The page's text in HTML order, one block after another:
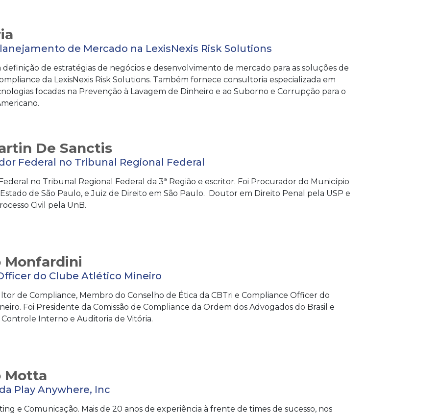
de Mercado na LexisNexis Risk Solutions
definição de estratégias de negócios e desenvolvimento de mercado para as soluções de
da LexisNexis Risk Solutions. Também fornece consultoria especializada em
focadas na Prevenção à Lavagem de Dinheiro e ao Suborno e Corrupção para o
De Sanctis
Federal no Tribunal Regional Federal
no Tribunal Regional Federal da 3ª Região e escritor. Foi Procurador do Município
de São Paulo, e Juiz de Direito em São Paulo. Doutor em Direito Penal pela USP e
Civil pela UnB.
Monfardini
do Clube Atlético Mineiro
de Compliance, Membro do Conselho de Ética da CBTri e Compliance Officer do
Foi Presidente da Comissão de Compliance da Ordem dos Advogados do Brasil e
Interno e Auditoria de Vitória.
Motta
Play Anywhere, Inc
e Comunicação. Mais de 20 anos de experiência à frente de times de sucesso, nos